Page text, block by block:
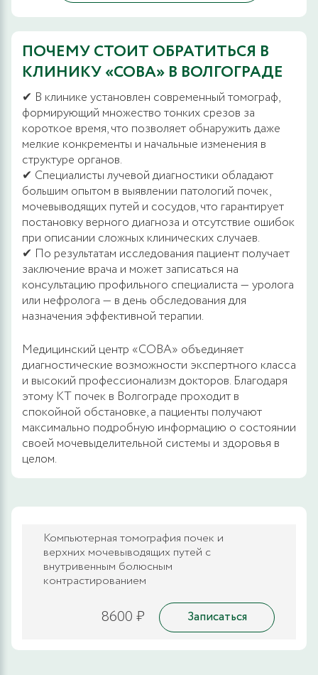
ПОЧЕМУ СТОИТ ОБРАТИТЬСЯ В
КЛИНИКУ «СОВА» В ВОЛГОГРАДЕ
✔ В клинике установлен современный томограф,
формирующий множество тонких срезов за
короткое время, что позволяет обнаружить даже
мелкие конкременты и начальные изменения в
структуре органов.
✔ Специалисты лучевой диагностики обладают
большим опытом в выявлении патологий почек,
мочевыводящих путей и сосудов, что гарантирует
постановку верного диагноза и отсутствие ошибок
при описании сложных клинических случаев.
✔ По результатам исследования пациент получает
заключение врача и может записаться на
консультацию профильного специалиста — уролога
или нефролога — в день обследования для
назначения эффективной терапии.
Медицинский центр «СОВА» объединяет
диагностические возможности экспертного класса
и высокий профессионализм докторов. Благодаря
этому КТ почек в Волгограде проходит в
спокойной обстановке, а пациенты получают
максимально подробную информацию о состоянии
своей мочевыделительной системы и здоровья в
целом.
Компьютерная томография почек и
верхних мочевыводящих путей с
внутривенным болюсным
контрастированием
8600 ₽ Записаться